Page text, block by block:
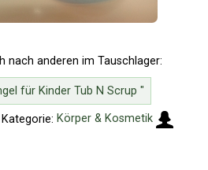
nach anderen im Tauschlager:
für Kinder Tub N Scrup "
Körper & Kosmetik